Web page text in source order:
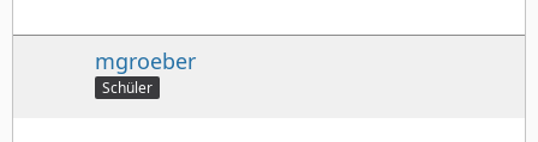
mgroeber
Schüler